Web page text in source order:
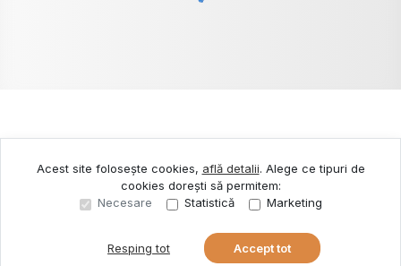
Acest site folosește cookies, află detalii. Alege ce tipuri de
cookies dorești să permitem:
Necesare
Statistică Marketing
Resping tot Accept tot